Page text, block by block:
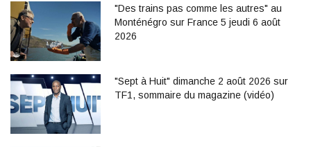
"Des trains pas comme les autres" au
Monténégro sur France 5 jeudi 6 août
2026
"Sept à Huit" dimanche 2 août 2026 sur
TF1, sommaire du magazine (vidéo)